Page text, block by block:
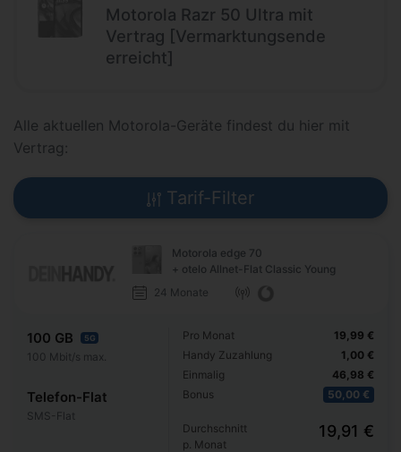
Motorola Razr 50 Ultra mit
Vertrag [Vermarktungsende
erreicht]
Alle aktuellen Motorola-Geräte findest du hier mit
Vertrag:
Tarif-Filter
Motorola edge 70
+ otelo Allnet-Flat Classic Young
24 Monate
100 GB 5G
100 Mbit/s max.
Telefon-Flat
SMS-Flat
Pro Monat
Handy Zuzahlung
Einmalig
Bonus
19,99 €
1,00 €
46,98 €
50,00 €
Durchschnitt
p. Monat
19,91 €